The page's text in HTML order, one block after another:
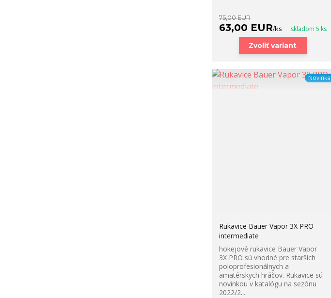
75,00 EUR
63,00 EUR/ks skladom 5 ks
Zvoliť variant
Novinka
Rukavice Bauer Vapor 3X PRO
intermediate
hokejové rukavice Bauer Vapor
3X PRO sú vhodné pre starších
poloprofesionálnych a
amatérskych hráčov. Rukavice sú
novinkou v katalógu na sezónu
2022/2...